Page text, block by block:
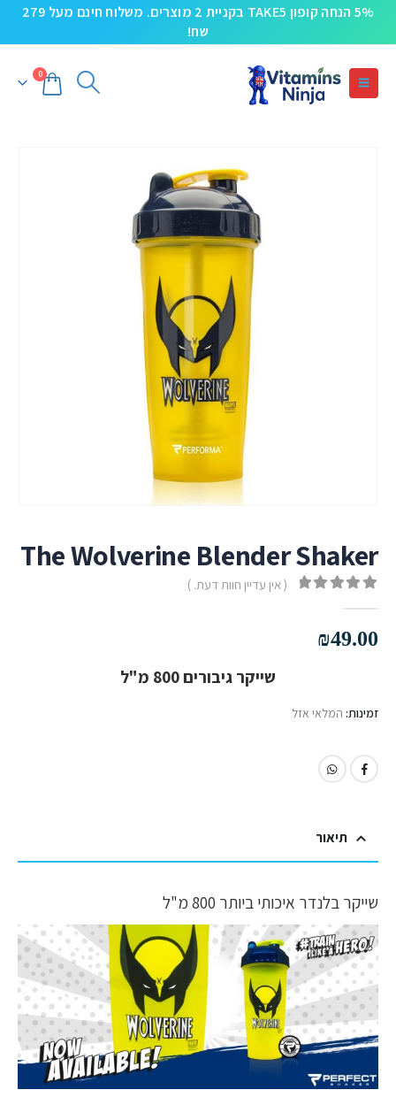
5% הנחה קופון TAKE5 בקניית 2 מוצרים. משלוח חינם מעל 279
שח!
0
The Wolverine Blender Shaker
( אין עדיין חוות דעת. )
₪49.00
שייקר גיבורים 800 מ"ל
זמינות: המלאי אזל
תיאור
שייקר בלנדר איכותי ביותר 800 מ"ל